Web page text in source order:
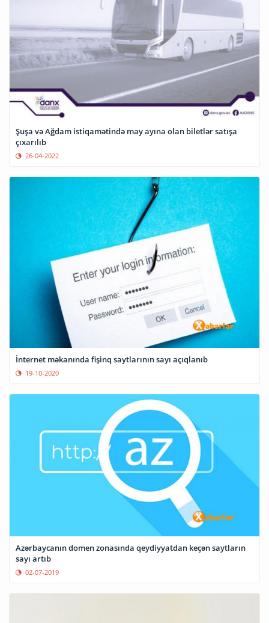
Şuşa və Ağdam istiqamətində may ayına olan biletlər satışa
çıxarılıb
26-04-2022
İnternet məkanında fişinq saytlarının sayı açıqlanıb
19-10-2020
Azərbaycanın domen zonasında qeydiyyatdan keçən saytların
sayı artıb
02-07-2019